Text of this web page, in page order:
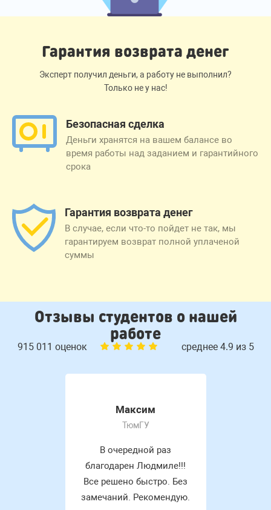
Гарантия возврата денег
Эксперт получил деньги, а работу не выполнил?
Только не у нас!
Безопасная сделка
Деньги хранятся на вашем балансе во
время работы над заданием и гарантийного
срока
Гарантия возврата денег
В случае, если что-то пойдет не так, мы
гарантируем возврат полной уплаченой
суммы
Отзывы студентов о нашей
работе
915 011 оценок среднее 4.9 из 5
Максим
ТюмГУ
В очередной раз
благодарен Людмиле!!!
Все решено быстро. Без
замечаний. Рекомендую.